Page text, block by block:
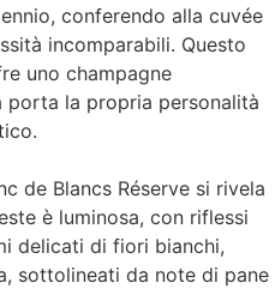
conferendo alla cuvée
incomparabili. Questo
uno champagne
porta la propria personalità
de Blancs Réserve si rivela
è luminosa, con riflessi
delicati di fiori bianchi,
sottolineati da note di pane